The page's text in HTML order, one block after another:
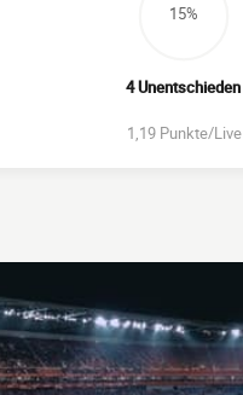
15%
4 Unentschieden
1,19 Punkte/Live